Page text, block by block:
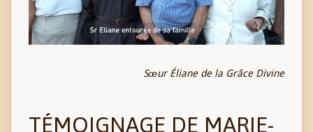
Sœur Éliane de la Grâce Divine
TÉMOIGNAGE DE MARIE-